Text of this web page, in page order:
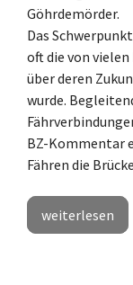
Göhrdemörder.
Das
oft die von
über deren
wurde.
BZ-Kommentar
Fähren die
weiterlesen